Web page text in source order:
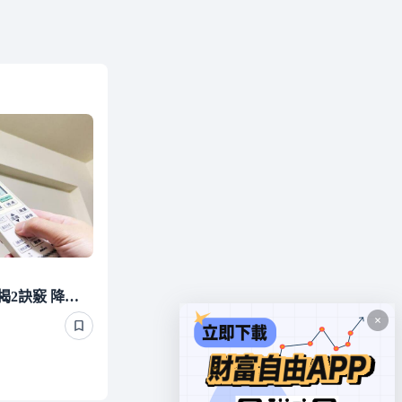
冷氣怎麼開最省錢？專家揭2訣竅 降溫快又省電